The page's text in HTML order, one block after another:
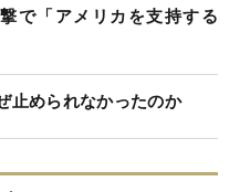
で「アメリカを支持する
止められなかったのか